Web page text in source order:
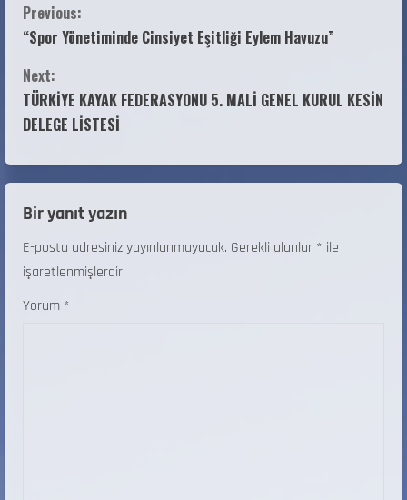
Previous:
“Spor Yönetiminde Cinsiyet Eşitliği Eylem Havuzu”
Next:
TÜRKİYE KAYAK FEDERASYONU 5. MALİ GENEL KURUL KESİN
DELEGE LİSTESİ
Bir yanıt yazın
E-posta adresiniz yayınlanmayacak. Gerekli alanlar * ile
işaretlenmişlerdir
Yorum *